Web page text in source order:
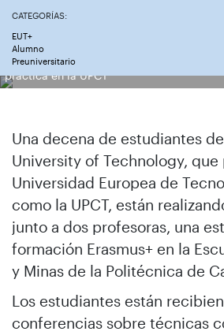
CATEGORÍAS:
EUT+
Alumno
Preuniversitario
Estudiantes de la Cyprus University of
práctica en la UPCT
Una decena de estudiantes
University of Technology, que
Universidad Europea de
como la UPCT, están
junto a dos profesoras, una
formación Erasmus+ en la
y Minas de la Politécnica de
Los estudiantes están
conferencias sobre técnicas